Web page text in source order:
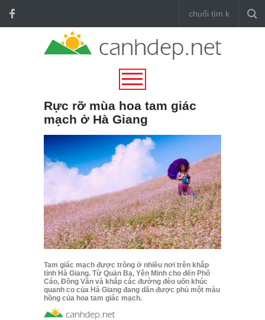
Rực rỡ mùa hoa tam giác
mạch ở Hà Giang
Tam giác mạch được trồng ở nhiều nơi trên khắp
tỉnh Hà Giang. Từ Quản Bạ, Yên Minh cho đến Phố
Cáo, Đồng Văn và khắp các đường đèo uốn khúc
quanh co của Hà Giang đang dần được phủ một màu
hồng của hoa tam giác mạch.